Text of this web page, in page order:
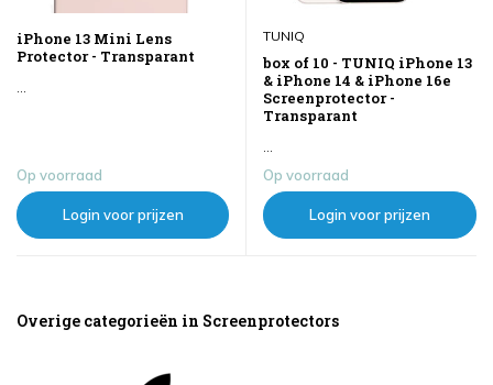
iPhone 13 Mini Lens
Protector - Transparant
Op voorraad
Login voor prijzen
TUNIQ
box of 10 - TUNIQ iPhone 13
& iPhone 14 & iPhone 16e
Screenprotector -
Transparant
Op voorraad
Login voor prijzen
Overige categorieën in Screenprotectors